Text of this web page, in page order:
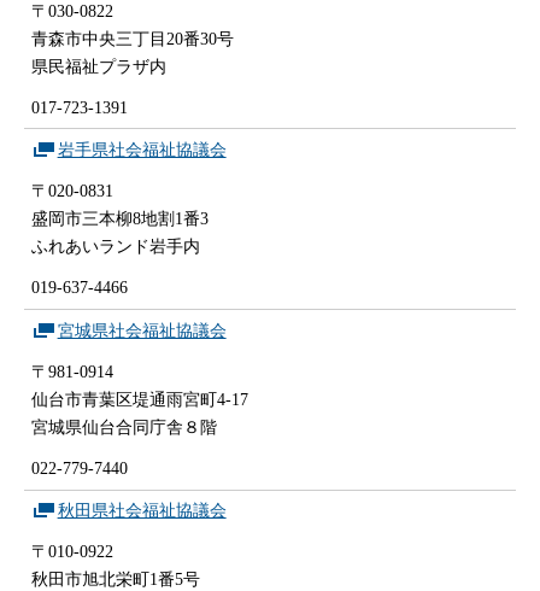
〒030-0822
青森市中央三丁目20番30号
県民福祉プラザ内
017-723-1391
岩手県社会福祉協議会
〒020-0831
盛岡市三本柳8地割1番3
ふれあいランド岩手内
019-637-4466
宮城県社会福祉協議会
〒981-0914
仙台市青葉区堤通雨宮町4-17
宮城県仙台合同庁舎８階
022-779-7440
秋田県社会福祉協議会
〒010-0922
秋田市旭北栄町1番5号